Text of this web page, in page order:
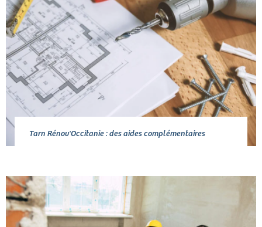
Tarn Rénov'Occitanie : des aides complémentaires